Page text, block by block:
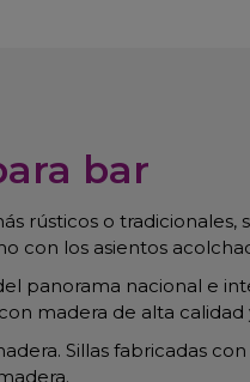
bar
rústicos o tradicionales,
con los asientos
panorama nacional e
madera de alta
Sillas fabricadas
.